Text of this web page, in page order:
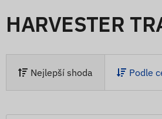
HARVESTER
Nejlepší shoda Podle